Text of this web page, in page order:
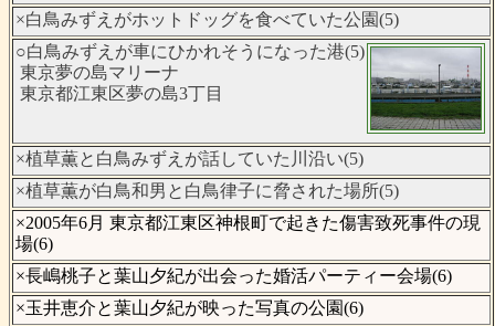
×白鳥みずえがホットドッグを食べていた公園(5)
○白鳥みずえが車にひかれそうになった港(5)
東京夢の島マリーナ
東京都江東区夢の島3丁目
×植草薫と白鳥みずえが話していた川沿い(5)
×植草薫が白鳥和男と白鳥律子に脅された場所(5)
×2005年6月 東京都江東区神根町で起きた傷害致死事件の現
場(6)
×長嶋桃子と葉山夕紀が出会った婚活パーティー会場(6)
×玉井恵介と葉山夕紀が映った写真の公園(6)